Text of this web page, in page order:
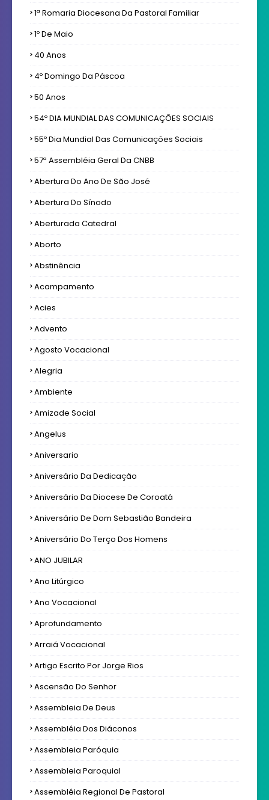
1ª Romaria Diocesana Da Pastoral Familiar
1º De Maio
40 Anos
4º Domingo Da Páscoa
50 Anos
54º DIA MUNDIAL DAS COMUNICAÇÕES SOCIAIS
55º Dia Mundial Das Comunicações Sociais
57ª Assembléia Geral Da CNBB
Abertura Do Ano De São José
Abertura Do Sínodo
Aberturada Catedral
Aborto
Abstinência
Acampamento
Acies
Advento
Agosto Vocacional
Alegria
Ambiente
Amizade Social
Angelus
Aniversario
Aniversário Da Dedicação
Aniversário Da Diocese De Coroatá
Aniversário De Dom Sebastião Bandeira
Aniversário Do Terço Dos Homens
ANO JUBILAR
Ano Litúrgico
Ano Vocacional
Aprofundamento
Arraiá Vocacional
Artigo Escrito Por Jorge Rios
Ascensão Do Senhor
Assembleia De Deus
Assembléia Dos Diáconos
Assembleia Paróquia
Assembleia Paroquial
Assembléia Regional De Pastoral